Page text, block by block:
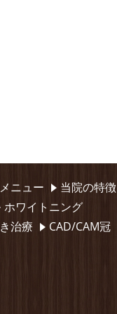
ニュー
当院の特徴
ホワイトニング
治療 CAD/CAM冠